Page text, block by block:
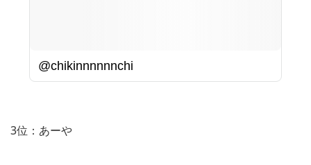
@chikinnnnnnchi
3位：あーや